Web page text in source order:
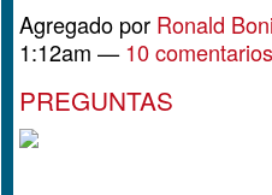
Agregado por Ronald
1:12am —10 comentarios
PREGUNTAS